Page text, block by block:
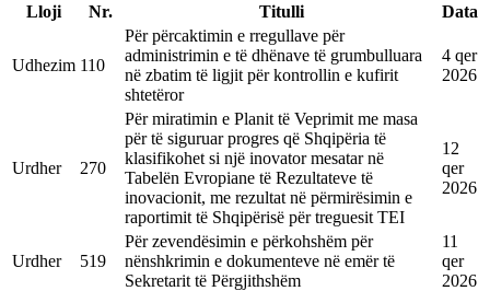
Lloji Nr. Titulli Data
Udhezim 110
Për përcaktimin e rregullave për
administrimin e të dhënave të grumbulluara
në zbatim të ligjit për kontrollin e kufirit
shtetëror
4 qer
2026
Urdher 270
Për miratimin e Planit të Veprimit me masa
për të siguruar progres që Shqipëria të
klasifikohet si një inovator mesatar në
Tabelën Evropiane të Rezultateve të
inovacionit, me rezultat në përmirësimin e
raportimit të Shqipërisë për treguesit TEI
12
qer
2026
Urdher 519
Për zevendësimin e përkohshëm për
nënshkrimin e dokumenteve në emër të
Sekretarit të Përgjithshëm
11
qer
2026